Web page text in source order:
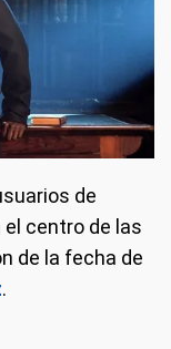
de
centro de las
de la fecha de
.